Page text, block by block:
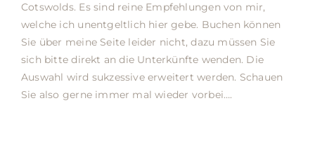
Cotswolds. Es sind reine Empfehlungen von mir,
welche ich unentgeltlich hier gebe. Buchen können
Sie über meine Seite leider nicht, dazu müssen Sie
sich bitte direkt an die Unterkünfte wenden. Die
Auswahl wird sukzessive erweitert werden. Schauen
Sie also gerne immer mal wieder vorbei….